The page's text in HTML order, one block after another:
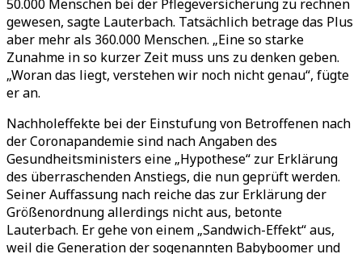
50.000 Menschen bei der Pflegeversicherung zu rechnen
gewesen, sagte Lauterbach. Tatsächlich betrage das Plus
aber mehr als 360.000 Menschen. „Eine so starke
Zunahme in so kurzer Zeit muss uns zu denken geben.
„Woran das liegt, verstehen wir noch nicht genau“, fügte
er an.
Nachholeffekte bei der Einstufung von Betroffenen nach
der Coronapandemie sind nach Angaben des
Gesundheitsministers eine „Hypothese“ zur Erklärung
des überraschenden Anstiegs, die nun geprüft werden.
Seiner Auffassung nach reiche das zur Erklärung der
Größenordnung allerdings nicht aus, betonte
Lauterbach. Er gehe von einem „Sandwich-Effekt“ aus,
weil die Generation der sogenannten Babyboomer und